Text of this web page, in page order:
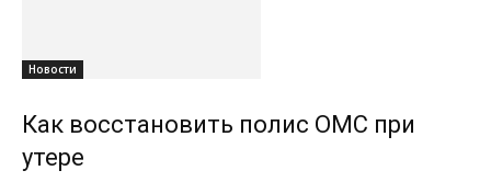
Новости
Как восстановить полис ОМС при
утере